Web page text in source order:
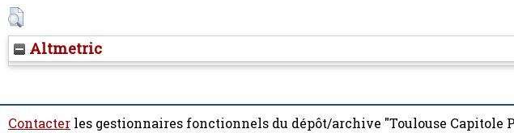
Altmetric
Contacter les gestionnaires fonctionnels du dépôt/archive "Toulouse Capitole